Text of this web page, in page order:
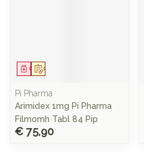
Op voorschrift
Geneesmiddel
Pi Pharma
Arimidex 1mg Pi Pharma
Filmomh Tabl 84 Pip
€ 75,90